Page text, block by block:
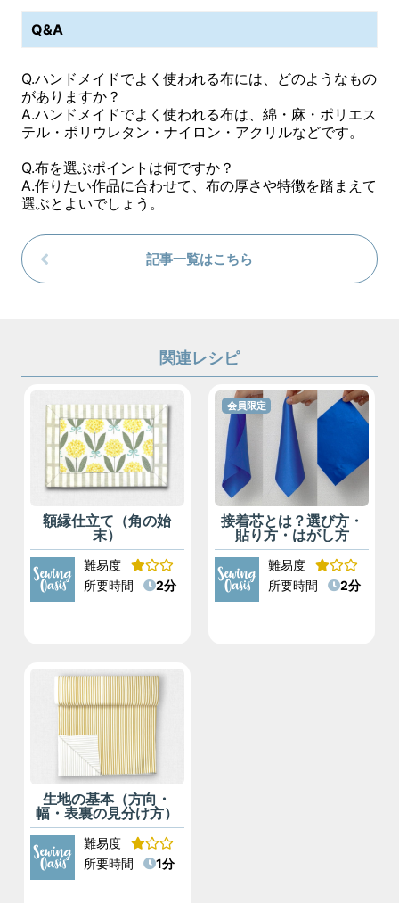
Q&A
Q.ハンドメイドでよく使われる布には、どのようなもの
がありますか？
A.ハンドメイドでよく使われる布は、綿・麻・ポリエス
テル・ポリウレタン・ナイロン・アクリルなどです。
Q.布を選ぶポイントは何ですか？
A.作りたい作品に合わせて、布の厚さや特徴を踏まえて
選ぶとよいでしょう。
記事一覧はこちら
関連レシピ
額縁仕立て（角の始
末）
難易度
所要時間
2分
接着芯とは？選び方・
貼り方・はがし方
会員限定
難易度
所要時間
2分
生地の基本（方向・
幅・表裏の見分け方）
難易度
所要時間
1分